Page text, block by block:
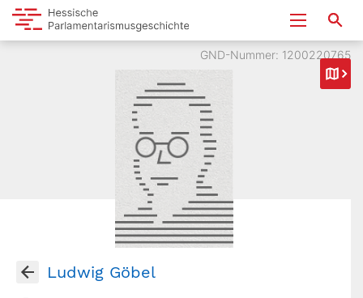
GND-Nummer: 1200220765
Ludwig Göbel